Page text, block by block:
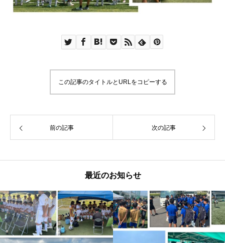
この記事のタイトルとURLをコピーする
前の記事 次の記事
最近のお知らせ